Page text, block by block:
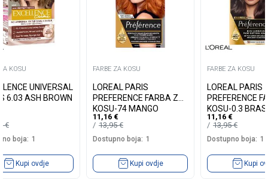
KOSU
UNIVERSAL
6.03 ASH BROWN
€
boja: 1
Kupi ovdje
FARBE ZA KOSU
LOREAL PARIS
PREFERENCE FARBA ZA
KOSU-74 MANGO
INTENSE COOPER
11,16 €
13,95€
Dostupno boja: 1
Kupi ovdje
FARBE ZA KOSU
LOREAL PARIS
PREFERENCE
KOSU-0.3
DARK BROWN
11,16 €
13,95€
Dostupno boja: 1
Kupi